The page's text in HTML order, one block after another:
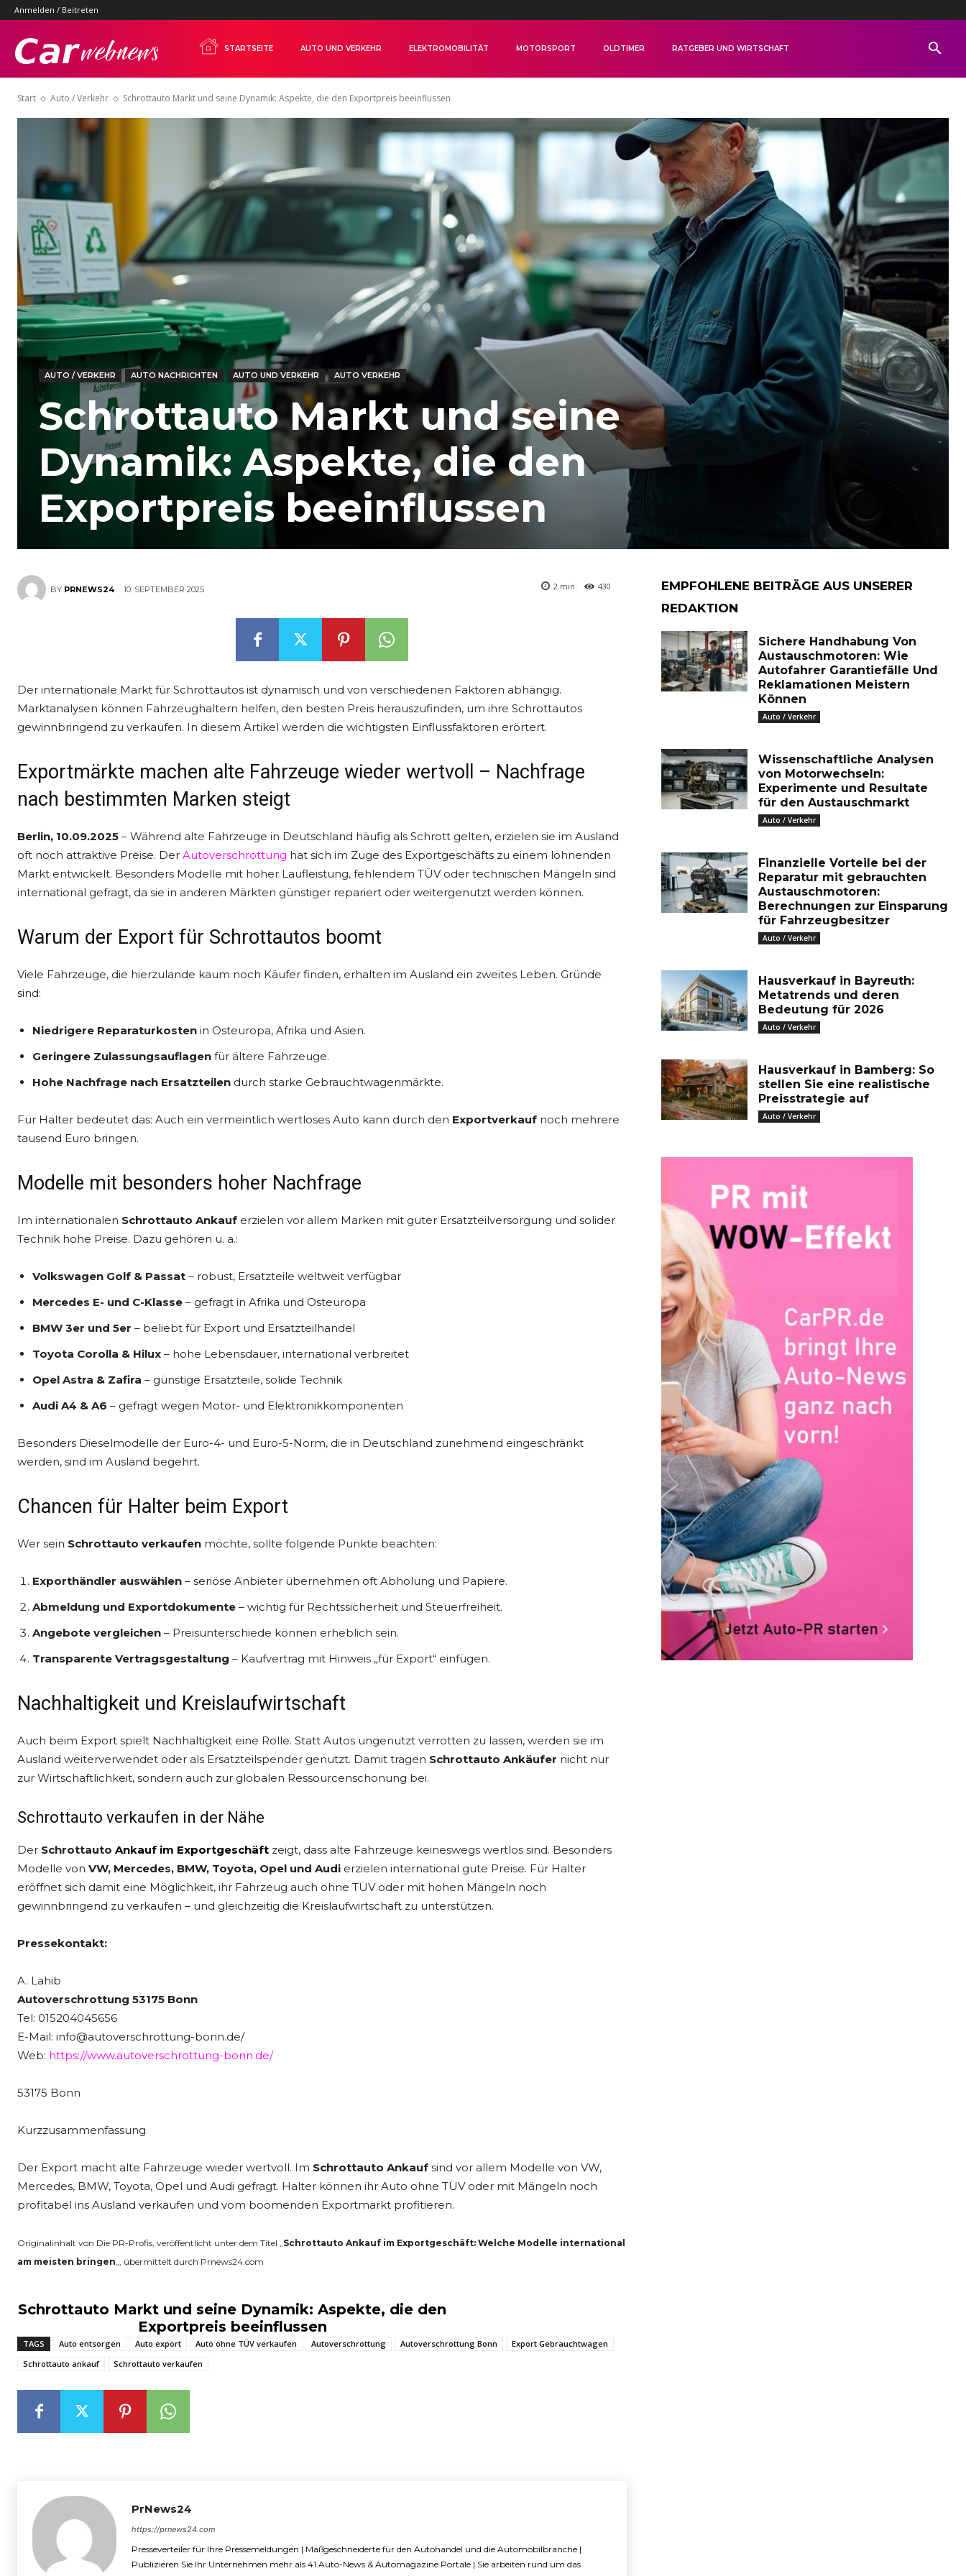
Anmelden / Beitreten
Carwebnews.comSTARTSEITE AUTO UND VERKEHR ELEKTROMOBILITÄT MOTORSPORT OLDTIMER RATGEBER UND WIRTSCHAFT
Start Auto / Verkehr Schrottauto Markt und seine Dynamik: Aspekte, die den Exportpreis beeinflussen
AUTO / VERKEHR AUTO NACHRICHTEN AUTO UND VERKEHR AUTO VERKEHR
Schrottauto Markt und seine
Dynamik: Aspekte, die den
Exportpreis beeinflussen
BY PRNEWS24 10. SEPTEMBER 2025 430
2 min.
Der internationale Markt für Schrottautos ist dynamisch und von verschiedenen Faktoren abhängig.
Marktanalysen können Fahrzeughaltern helfen, den besten Preis herauszufinden, um ihre Schrottautos
gewinnbringend zu verkaufen. In diesem Artikel werden die wichtigsten Einflussfaktoren erörtert.
Exportmärkte machen alte Fahrzeuge wieder wertvoll – Nachfrage
nach bestimmten Marken steigt
Berlin, 10.09.2025 – Während alte Fahrzeuge in Deutschland häufig als Schrott gelten, erzielen sie im Ausland
oft noch attraktive Preise. Der Autoverschrottung hat sich im Zuge des Exportgeschäfts zu einem lohnenden
Markt entwickelt. Besonders Modelle mit hoher Laufleistung, fehlendem TÜV oder technischen Mängeln sind
international gefragt, da sie in anderen Märkten günstiger repariert oder weitergenutzt werden können.
Warum der Export für Schrottautos boomt
Viele Fahrzeuge, die hierzulande kaum noch Käufer finden, erhalten im Ausland ein zweites Leben. Gründe
sind:
Niedrigere Reparaturkosten in Osteuropa, Afrika und Asien.
Geringere Zulassungsauflagen für ältere Fahrzeuge.
Hohe Nachfrage nach Ersatzteilen durch starke Gebrauchtwagenmärkte.
Für Halter bedeutet das: Auch ein vermeintlich wertloses Auto kann durch den Exportverkauf noch mehrere
tausend Euro bringen.
Modelle mit besonders hoher Nachfrage
Im internationalen Schrottauto Ankauf erzielen vor allem Marken mit guter Ersatzteilversorgung und solider
Technik hohe Preise. Dazu gehören u. a.:
Volkswagen Golf & Passat – robust, Ersatzteile weltweit verfügbar
Mercedes E- und C-Klasse – gefragt in Afrika und Osteuropa
BMW 3er und 5er – beliebt für Export und Ersatzteilhandel
Toyota Corolla & Hilux – hohe Lebensdauer, international verbreitet
Opel Astra & Zafira – günstige Ersatzteile, solide Technik
Audi A4 & A6 – gefragt wegen Motor- und Elektronikkomponenten
Besonders Dieselmodelle der Euro-4- und Euro-5-Norm, die in Deutschland zunehmend eingeschränkt
werden, sind im Ausland begehrt.
Chancen für Halter beim Export
Wer sein Schrottauto verkaufen möchte, sollte folgende Punkte beachten:
Exporthändler auswählen – seriöse Anbieter übernehmen oft Abholung und Papiere.
Abmeldung und Exportdokumente – wichtig für Rechtssicherheit und Steuerfreiheit.
Angebote vergleichen – Preisunterschiede können erheblich sein.
Transparente Vertragsgestaltung – Kaufvertrag mit Hinweis „für Export“ einfügen.
Nachhaltigkeit und Kreislaufwirtschaft
Auch beim Export spielt Nachhaltigkeit eine Rolle. Statt Autos ungenutzt verrotten zu lassen, werden sie im
Ausland weiterverwendet oder als Ersatzteilspender genutzt. Damit tragen Schrottauto Ankäufer nicht nur
zur Wirtschaftlichkeit, sondern auch zur globalen Ressourcenschonung bei.
Schrottauto verkaufen in der Nähe
Der Schrottauto Ankauf im Exportgeschäft zeigt, dass alte Fahrzeuge keineswegs wertlos sind. Besonders
Modelle von VW, Mercedes, BMW, Toyota, Opel und Audi erzielen international gute Preise. Für Halter
eröffnet sich damit eine Möglichkeit, ihr Fahrzeug auch ohne TÜV oder mit hohen Mängeln noch
gewinnbringend zu verkaufen – und gleichzeitig die Kreislaufwirtschaft zu unterstützen.
Pressekontakt:
A. Lahib
Autoverschrottung 53175 Bonn
Tel: 015204045656
E-Mail: info@autoverschrottung-bonn.de/
Web: https://www.autoverschrottung-bonn.de/
53175 Bonn
Kurzzusammenfassung
Der Export macht alte Fahrzeuge wieder wertvoll. Im Schrottauto Ankauf sind vor allem Modelle von VW,
Mercedes, BMW, Toyota, Opel und Audi gefragt. Halter können ihr Auto ohne TÜV oder mit Mängeln noch
profitabel ins Ausland verkaufen und vom boomenden Exportmarkt profitieren.
Originalinhalt von Die PR-Profis, veröffentlicht unter dem Titel „Schrottauto Ankauf im Exportgeschäft: Welche Modelle international
am meisten bringen„, übermittelt durch Prnews24.com
Schrottauto Markt und seine Dynamik: Aspekte, die den
Exportpreis beeinflussen
TAGS Auto entsorgen Auto export Auto ohne TÜV verkaufen Autoverschrottung Autoverschrottung Bonn
Export Gebrauchtwagen
Schrottauto ankauf
Schrottauto verkaufen
PrNews24
https://prnews24.com
Presseverteiler für Ihre Pressemeldungen | Maßgeschneiderte für den Autohandel und die Automobilbranche |
Publizieren Sie Ihr Unternehmen mehr als 41 Auto-News & Automagazine Portale | Sie arbeiten rund um das
EMPFOHLENE BEITRÄGE AUS UNSERER
REDAKTION
Sichere Handhabung Von
Austauschmotoren: Wie
Autofahrer Garantiefälle Und
Reklamationen Meistern
Können
Auto / Verkehr
Wissenschaftliche Analysen
von Motorwechseln:
Experimente und Resultate
für den Austauschmarkt
Auto / Verkehr
Finanzielle Vorteile bei der
Reparatur mit gebrauchten
Austauschmotoren:
Berechnungen zur Einsparung
für Fahrzeugbesitzer
Auto / Verkehr
Hausverkauf in Bayreuth:
Metatrends und deren
Bedeutung für 2026
Auto / Verkehr
Hausverkauf in Bamberg: So
stellen Sie eine realistische
Preisstrategie auf
Auto / Verkehr